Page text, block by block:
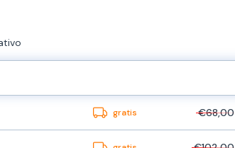
gratis €68,00